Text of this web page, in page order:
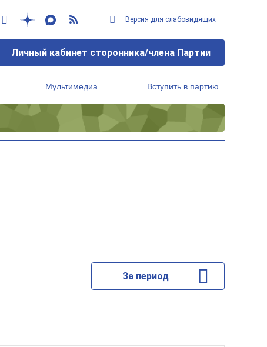
Версия для слабовидящих
Личный кабинет сторонника/члена Партии
Мультимедиа Вступить в партию
За период